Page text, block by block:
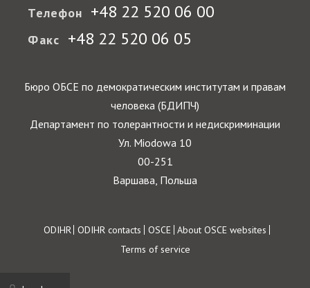
Телефон +48 22 520 06 00
Факс +48 22 520 06 05
Бюро ОБСЕ по демократическим институтам и правам
человека (БДИПЧ)
Департамент по толерантности и недискриминации
Ул. Miodowa 10
00-251
Варшава, Польша
Footer
ODIHR ODIHR contacts OSCE About OSCE websites
Terms of service